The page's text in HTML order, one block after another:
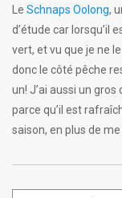
Le Schnaps Oolong,
d’étude car lorsqu’il
vert, et vu que je ne
donc le côté pêche
un! J’ai aussi un
parce qu’il est
saison, en plus de